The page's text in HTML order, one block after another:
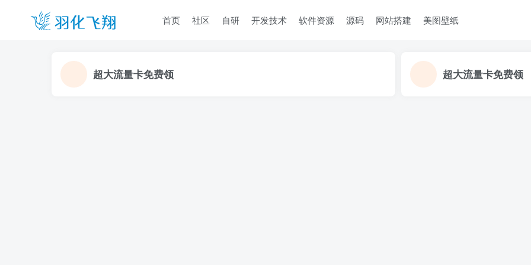
首页 社区 自研 开发技术 软件资源 源码 网站搭建 美图壁纸
超大流量卡免费领 超大流量卡免费领